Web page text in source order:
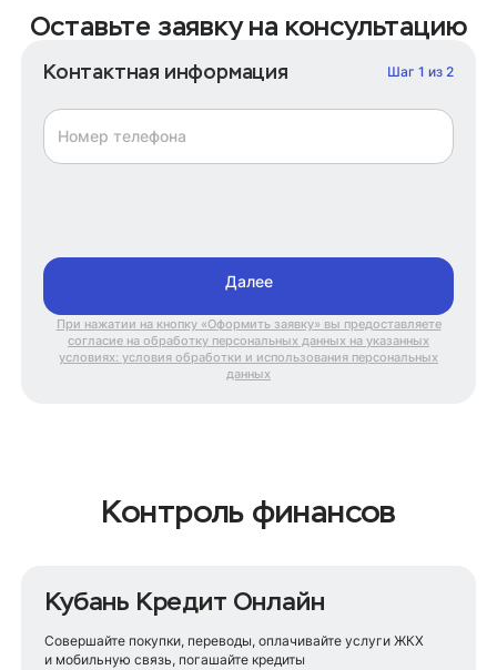
Оставьте заявку на консультацию
Контактная информация Шаг 1 из 2
Номер телефона
При нажатии на кнопку «Оформить заявку» вы предоставляете
согласие на обработку персональных данных на указанных
условиях: условия обработки и использования персональных
данных
Далее
Контроль финансов
Кубань Кредит Онлайн
Совершайте покупки, переводы, оплачивайте услуги ЖКХ
и мобильную связь, погашайте кредиты